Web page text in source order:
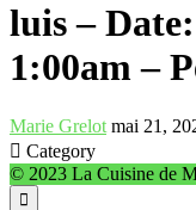
luis –
1:00am –
Marie Grelot mai 21,
 Category
© 2023 La Cuisine de
